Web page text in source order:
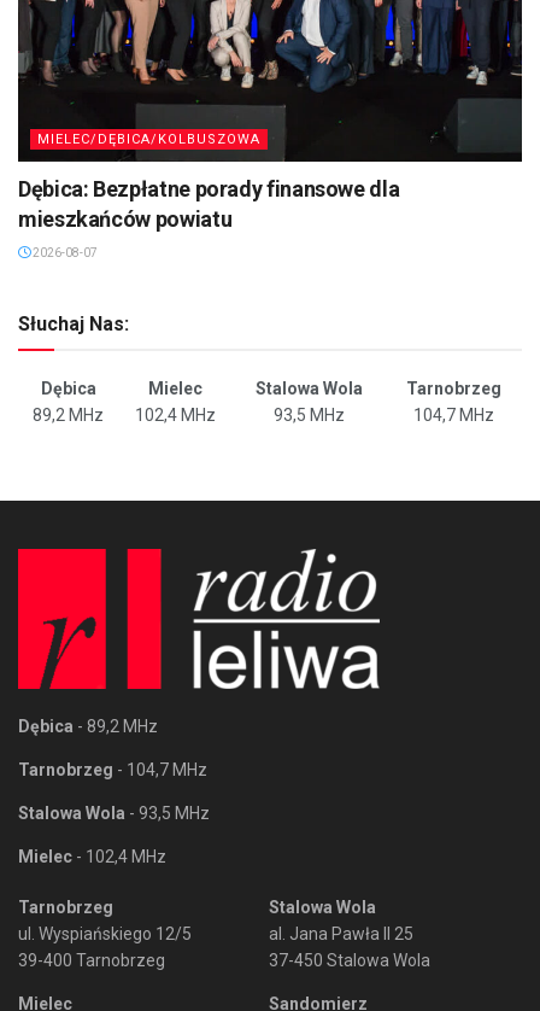
MIELEC/DĘBICA/KOLBUSZOWA
Dębica: Bezpłatne porady finansowe dla
mieszkańców powiatu
2026-08-07
Słuchaj Nas:
Dębica Mielec Stalowa Wola
Tarnobrzeg
89,2 MHz
102,4 MHz 93,5 MHz 104,7 MHz
Dębica - 89,2 MHz
Tarnobrzeg - 104,7 MHz
Stalowa Wola - 93,5 MHz
Mielec - 102,4 MHz
Tarnobrzeg
ul. Wyspiańskiego 12/5
39-400 Tarnobrzeg
Mielec
Stalowa Wola
al. Jana Pawła II 25
37-450 Stalowa Wola
Sandomierz